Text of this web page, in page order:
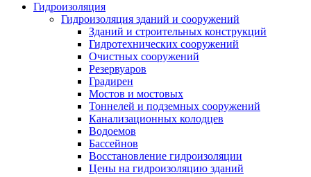
Гидроизоляция
Гидроизоляция зданий и сооружений
Зданий и строительных конструкций
Гидротехнических сооружений
Очистных сооружений
Резервуаров
Градирен
Мостов и мостовых
Тоннелей и подземных сооружений
Канализационных колодцев
Водоемов
Бассейнов
Восстановление гидроизоляции
Цены на гидроизоляцию зданий